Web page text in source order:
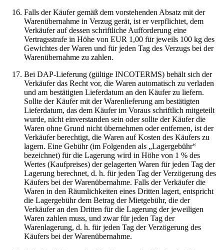
Falls der Käufer gemäß dem vorstehenden Absatz mit der
Warenübernahme in Verzug gerät, ist er verpflichtet, dem
Verkäufer auf dessen schriftliche Aufforderung eine
Vertragsstrafe in Höhe von EUR 1,00 für jeweils 100 kg des
Gewichtes der Waren und für jeden Tag des Verzugs bei der
Warenübernahme zu zahlen.
Bei DAP-Lieferung (gültige INCOTERMS) behält sich der
Verkäufer das Recht vor, die Waren automatisch zu verladen
und am bestätigten Lieferdatum an den Käufer zu liefern.
Sollte der Käufer mit der Warenlieferung am bestätigten
Lieferdatum, das dem Käufer im Voraus schriftlich mitgeteilt
wurde, nicht einverstanden sein oder sollte der Käufer die
Waren ohne Grund nicht übernehmen oder entfernen, ist der
Verkäufer berechtigt, die Waren auf Kosten des Käufers zu
lagern. Eine Gebühr (im Folgenden als „Lagergebühr“
bezeichnet) für die Lagerung wird in Höhe von 1 % des
Wertes (Kaufpreises) der gelagerten Waren für jeden Tag der
Lagerung berechnet, d. h. für jeden Tag der Verzögerung des
Käufers bei der Warenübernahme. Falls der Verkäufer die
Waren in den Räumlichkeiten eines Dritten lagert, entspricht
die Lagergebühr dem Betrag der Mietgebühr, die der
Verkäufer an den Dritten für die Lagerung der jeweiligen
Waren zahlen muss, und zwar für jeden Tag der
Warenlagerung, d. h. für jeden Tag der Verzögerung des
Käufers bei der Warenübernahme.